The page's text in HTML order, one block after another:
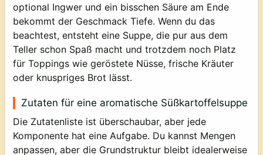
optional Ingwer und ein bisschen Säure am Ende
bekommt der Geschmack Tiefe. Wenn du das
beachtest, entsteht eine Suppe, die pur aus dem
Teller schon Spaß macht und trotzdem noch Platz
für Toppings wie geröstete Nüsse, frische Kräuter
oder knuspriges Brot lässt.
Zutaten für eine aromatische Süßkartoffelsuppe
Die Zutatenliste ist überschaubar, aber jede
Komponente hat eine Aufgabe. Du kannst Mengen
anpassen, aber die Grundstruktur bleibt idealerweise